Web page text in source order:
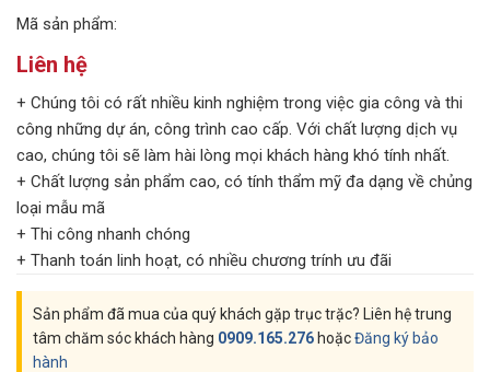
Mã sản phẩm:
Liên hệ
+ Chúng tôi có rất nhiều kinh nghiệm trong việc gia công và thi
công những dự án, công trình cao cấp. Với chất lượng dịch vụ
cao, chúng tôi sẽ làm hài lòng mọi khách hàng khó tính nhất.
+ Chất lượng sản phẩm cao, có tính thẩm mỹ đa dạng về chủng
loại mẫu mã
+ Thi công nhanh chóng
+ Thanh toán linh hoạt, có nhiều chương trính ưu đãi
Sản phẩm đã mua của quý khách gặp trục trặc? Liên hệ trung
tâm chăm sóc khách hàng 0909.165.276 hoặcĐăng ký bảo
hành